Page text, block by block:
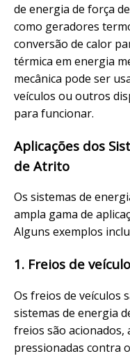
de energia de força
como geradores
conversão de calor
térmica em energia
mecânica pode ser
veículos ou outros
para funcionar.
Aplicações dos
de Atrito
Os sistemas de
ampla gama de
Alguns exemplos
1. Freios de
Os freios de veículos
sistemas de energia
freios são acionados,
pressionadas contra